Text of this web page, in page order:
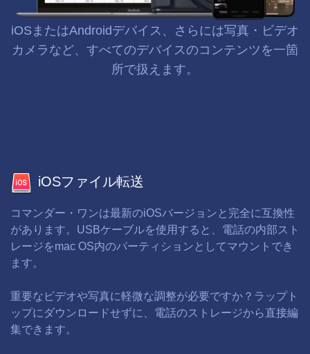
iOSまたはAndroidデバイス、さらには写真・ビデオ
カメラなど、すべてのデバイスのコンテンツを一箇
所で扱えます。
iOSファイル転送
コマンダー・ワンは最新のiOSバージョンと完全に互換性
があります。USBケーブルを使用すると、電話の内部スト
レージをmac OS内のパーティションとしてマウントでき
ます。
重要なビデオや写真に軽微な調整が必要ですか？ラップト
ップにダウンロードせずに、電話のストレージから直接編
集できます。